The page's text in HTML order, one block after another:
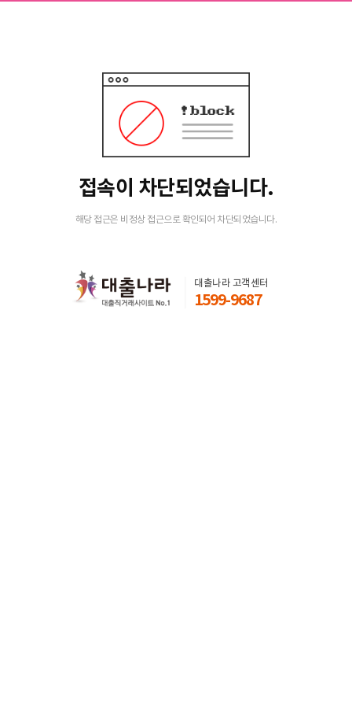
접속이 차단되었습니다.
해당 접근은 비정상 접근으로 확인되어 차단되었습니다.
대출나라 고객센터
1599-9687